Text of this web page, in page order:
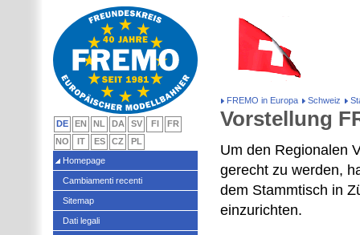
FREMO in Europa Schweiz
Vorstellung
Um den Regionalen
gerecht zu werden,
dem Stammtisch in
einzurichten.
DE EN NL DA SV FI
FR
NO
IT ES CZ
PL
Homepage
Cambiamenti recenti
Sitemap
Dati legali